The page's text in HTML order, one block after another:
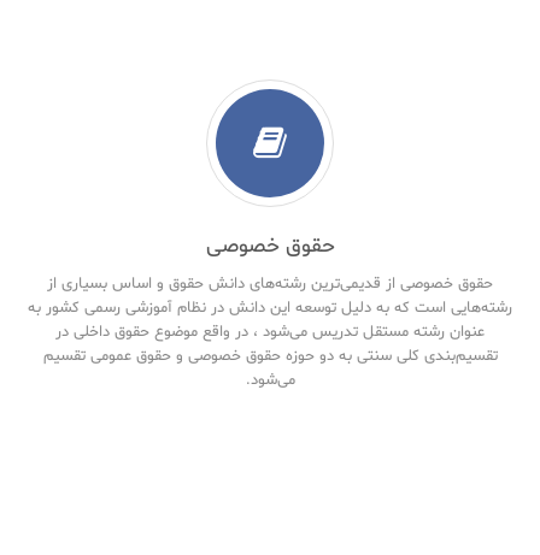
حقوق خصوصی
حقوق خصوصی از قدیمی‌ترین رشته‌های دانش حقوق و اساس بسیاری از
رشته‌هایی است که به دلیل توسعه این دانش در نظام آموزشی رسمی کشور به
عنوان رشته مستقل تدریس می‌شود ، در واقع موضوع حقوق داخلی در
تقسیم‌بندی کلی سنتی به دو حوزه حقوق خصوصی و حقوق‌ عمومی تقسیم
می‌شود.